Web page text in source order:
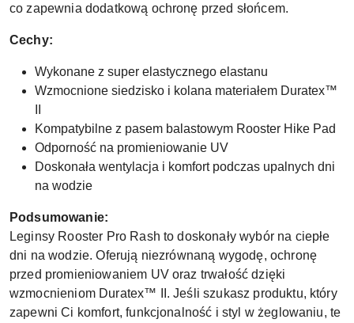
co zapewnia dodatkową ochronę przed słońcem.
Cechy:
Wykonane z super elastycznego elastanu
Wzmocnione siedzisko i kolana materiałem Duratex™
Kompatybilne z pasem balastowym Rooster Hike Pad
Odporność na promieniowanie UV
Doskonała wentylacja i komfort podczas upalnych dni
na wodzie
Podsumowanie:
Leginsy Rooster Pro Rash to doskonały wybór na ciepłe
dni na wodzie. Oferują niezrównaną wygodę, ochronę
przed promieniowaniem UV oraz trwałość dzięki
wzmocnieniom Duratex™ II. Jeśli szukasz produktu, który
zapewni Ci komfort, funkcjonalność i styl w żeglowaniu, te